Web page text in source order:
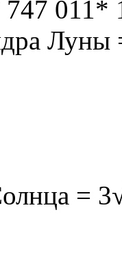
747 011*
Луны
=